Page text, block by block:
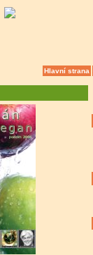
Hlavní strana